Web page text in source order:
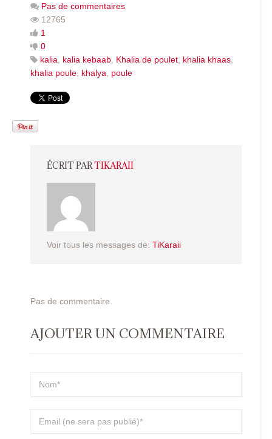
Pas de commentaires
12765
1
0
kalia
kalia kebaab Khalia de poulet khalia khaas
khalia poule khalya poule
ÉCRIT PARTIKARAII
Voir tous les messages de: TiKaraii
Pas de commentaire.
AJOUTER UN COMMENTAIRE